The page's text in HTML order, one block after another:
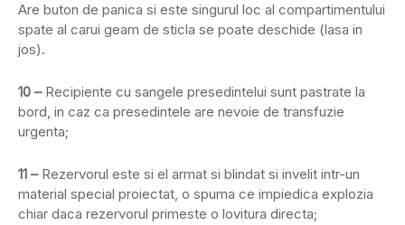
Are buton de panica si este singurul loc al compartimentului
spate al carui geam de sticla se poate deschide (lasa in
jos).
10 –Recipiente cu sangele presedintelui sunt pastrate la
bord, in caz ca presedintele are nevoie de transfuzie
urgenta;
11 –Rezervorul este si el armat si blindat si invelit intr-un
material special proiectat, o spuma ce impiedica explozia
chiar daca rezervorul primeste o lovitura directa;